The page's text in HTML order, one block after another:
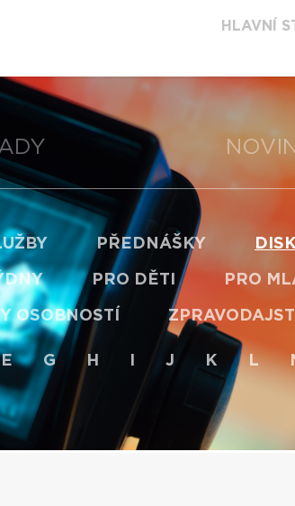
HLAVNÍ
PŘEDNÁŠKY
PRO DĚTI PRO
OSOBNOSTÍ
E G H J K L